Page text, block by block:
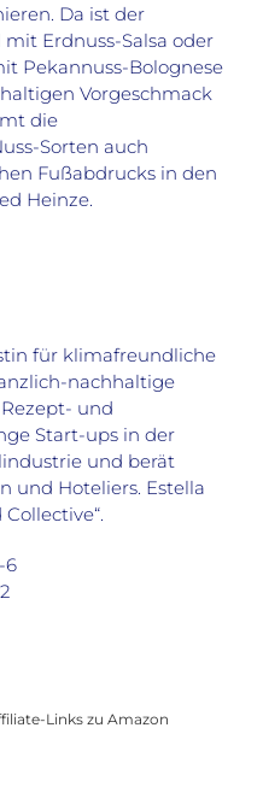
Da ist der
Erdnuss-Salsa oder
Pekannuss-Bolognese
Vorgeschmack
die
Sorten auch
Fußabdrucks in den
Heinze.
für klimafreundliche
nachhaltige
und
Start-ups in der
und berät
und Hoteliers. Estella
6
Links zu Amazon